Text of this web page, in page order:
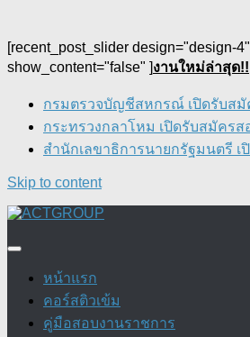
[recent_post_slider design="design-
show_content="false" ]งานใหม่ล่าสุด!!
กรมตรวจบัญชีสหกรณ์ เปิดรับสมั
กระทรวงกลาโหม เปิดรับสมัครส
สำนักเลขาธิการนายกรัฐมนตรี เ
Skip to content
หน้าแรก
คอร์สติวเข้ม
คู่มือสอบงานราชการ